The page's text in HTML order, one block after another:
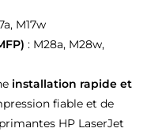
M17w
: M28a, M28w,
installation rapide et
fiable et de
HP LaserJet